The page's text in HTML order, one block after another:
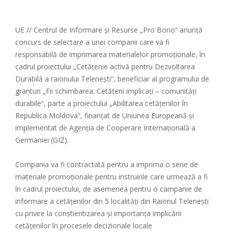
UE // Centrul de Informare și Resurse „Pro Bono” anunță
concurs de selectare a unei companii care va fi
responsabilă de imprimarea materialelor promoționale, în
cadrul proiectului „Cetățenie activă pentru Dezvoltarea
Durabilă a raionului Telenești”, beneficiar al programului de
granturi „Fii schimbarea: Cetățeni implicați – comunități
durabile”, parte a proiectului „Abilitarea cetățenilor în
Republica Moldova”, finanțat de Uniunea Europeană și
implementat de Agenția de Cooperare Internațională a
Germaniei (GIZ).
Compania va fi contractată pentru a imprima o serie de
materiale promoționale pentru instruirile care urmează a fi
în cadrul proiectului, de asemenea pentru o campanie de
informare a cetățenilor din 5 localități din Raionul Telenești
cu privire la conștientizarea și importanța implicării
cetățenilor în procesele decizionale locale